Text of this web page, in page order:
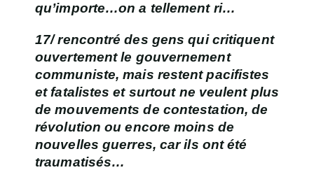
qu’importe…on a tellement ri…
17/ rencontré des gens qui critiquent
ouvertement le gouvernement
communiste, mais restent pacifistes
et fatalistes et surtout ne veulent plus
de mouvements de contestation, de
révolution ou encore moins de
nouvelles guerres, car ils ont été
traumatisés…